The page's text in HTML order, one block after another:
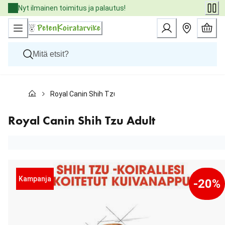
Skip
to
Content
Nyt ilmainen toimitus ja palautus!
Kissat
Eläinlääkäriruoat
Tuotemerkit
Royal Canin Shih Tzu Adult
Royal Canin Shih Tzu Adult
Kampanja -20%